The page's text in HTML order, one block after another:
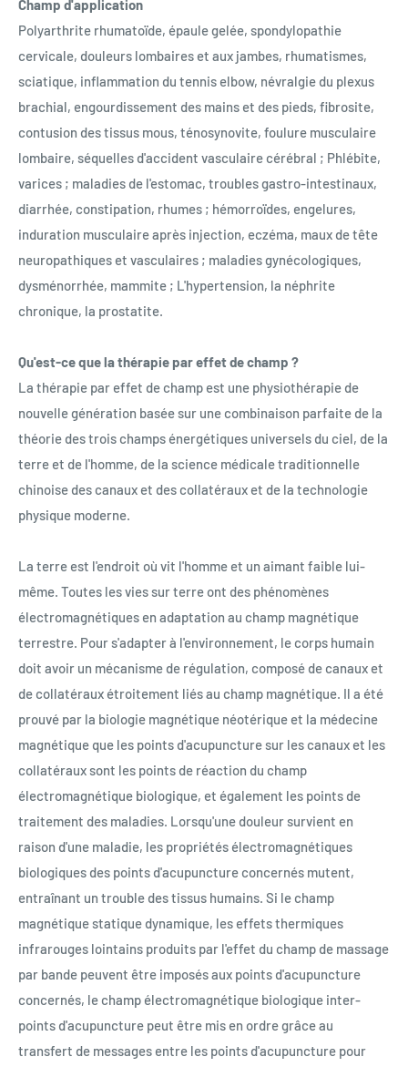
Champ d'application
Polyarthrite rhumatoïde, épaule gelée, spondylopathie
cervicale, douleurs lombaires et aux jambes, rhumatismes,
sciatique, inflammation du tennis elbow, névralgie du plexus
brachial, engourdissement des mains et des pieds, fibrosite,
contusion des tissus mous, ténosynovite, foulure musculaire
lombaire, séquelles d'accident vasculaire cérébral ; Phlébite,
varices ; maladies de l'estomac, troubles gastro-intestinaux,
diarrhée, constipation, rhumes ; hémorroïdes, engelures,
induration musculaire après injection, eczéma, maux de tête
neuropathiques et vasculaires ; maladies gynécologiques,
dysménorrhée, mammite ; L'hypertension, la néphrite
chronique, la prostatite.
Qu'est-ce que la thérapie par effet de champ ?
La thérapie par effet de champ est une physiothérapie de
nouvelle génération basée sur une combinaison parfaite de la
théorie des trois champs énergétiques universels du ciel, de la
terre et de l'homme, de la science médicale traditionnelle
chinoise des canaux et des collatéraux et de la technologie
physique moderne.
La terre est l'endroit où vit l'homme et un aimant faible lui-
même. Toutes les vies sur terre ont des phénomènes
électromagnétiques en adaptation au champ magnétique
terrestre. Pour s'adapter à l'environnement, le corps humain
doit avoir un mécanisme de régulation, composé de canaux et
de collatéraux étroitement liés au champ magnétique. Il a été
prouvé par la biologie magnétique néotérique et la médecine
magnétique que les points d'acupuncture sur les canaux et les
collatéraux sont les points de réaction du champ
électromagnétique biologique, et également les points de
traitement des maladies. Lorsqu'une douleur survient en
raison d'une maladie, les propriétés électromagnétiques
biologiques des points d'acupuncture concernés mutent,
entraînant un trouble des tissus humains. Si le champ
magnétique statique dynamique, les effets thermiques
infrarouges lointains produits par l'effet du champ de massage
par bande peuvent être imposés aux points d'acupuncture
concernés, le champ électromagnétique biologique inter-
points d'acupuncture peut être mis en ordre grâce au
transfert de messages entre les points d'acupuncture pour